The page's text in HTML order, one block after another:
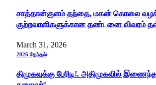
சாத்தான்குளம் தந்தை, மகன் கொலை
குற்றவாளிகளுக்கான தண்டனை விவரம்
March 31, 2026
2026 தேர்தல்
திமுகவுக்கு பேரிடி!. அதிமுகவில்